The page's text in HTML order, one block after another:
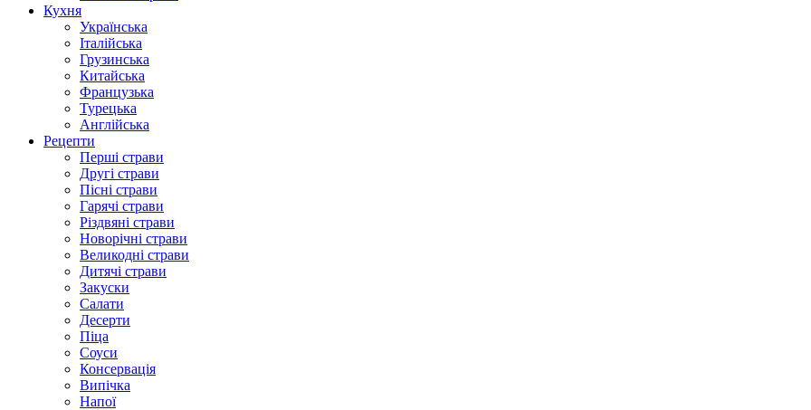
Кухня
Українська
Італійська
Грузинська
Китайська
Французька
Турецька
Англійська
Рецепти
Перші страви
Другі страви
Пісні страви
Гарячі страви
Різдвяні страви
Новорічні страви
Великодні страви
Дитячі страви
Закуски
Салати
Десерти
Піца
Соуси
Консервація
Випічка
Напої